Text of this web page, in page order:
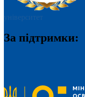
університет
За підтримки: